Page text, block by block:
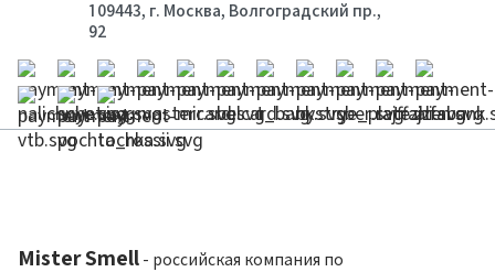
109443, г. Москва, Волгоградский пр.,
92
Mister Smell - российская компания по